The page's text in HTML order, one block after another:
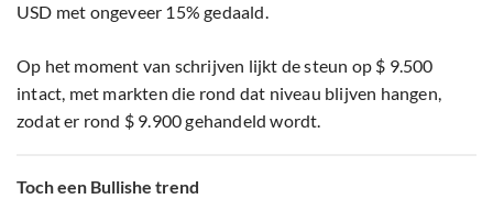
USD met ongeveer 15% gedaald.
Op het moment van schrijven lijkt de steun op $ 9.500
intact, met markten die rond dat niveau blijven hangen,
zodat er rond $ 9.900 gehandeld wordt.
Toch een Bullishe trend